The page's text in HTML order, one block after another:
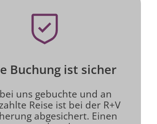
Buchung ist sicher
uns gebuchte und an
Reise ist bei der R+V
abgesichert. Einen